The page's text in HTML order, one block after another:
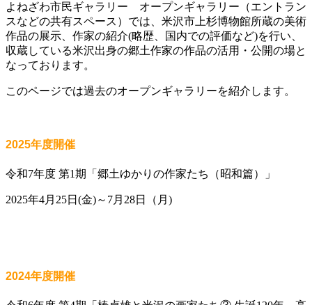
よねざわ市民ギャラリー オープンギャラリー（エントラン
スなどの共有スペース）では、米沢市上杉博物館所蔵の美術
作品の展示、作家の紹介(略歴、国内での評価など)を行い、
収蔵している米沢出身の郷土作家の作品の活用・公開の場と
なっております。
このページでは過去のオープンギャラリーを紹介します。
2025年度開催
令和7年度 第1期「郷土ゆかりの作家たち（昭和篇）」
2025年4月25日(金)～7月28日（月)
2024年度開催